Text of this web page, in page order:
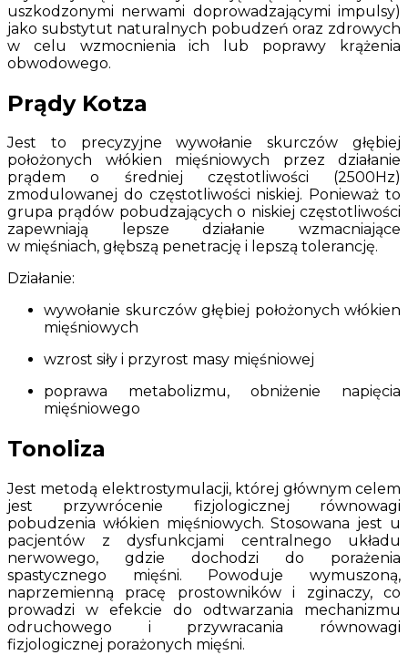
uszkodzonymi nerwami doprowadzającymi impulsy)
jako substytut naturalnych pobudzeń oraz zdrowych
w celu wzmocnienia ich lub poprawy krążenia
obwodowego.
Prądy Kotza
Jest to precyzyjne wywołanie skurczów głębiej
położonych włókien mięśniowych przez działanie
prądem o średniej częstotliwości (2500Hz)
zmodulowanej do częstotliwości niskiej. Ponieważ to
grupa prądów pobudzających o niskiej częstotliwości
zapewniają lepsze działanie wzmacniające
w mięśniach, głębszą penetrację i lepszą tolerancję.
Działanie:
wywołanie skurczów głębiej położonych włókien
mięśniowych
wzrost siły i przyrost masy mięśniowej
poprawa metabolizmu, obniżenie napięcia
mięśniowego
Tonoliza
Jest metodą elektrostymulacji, której głównym celem
jest przywrócenie fizjologicznej równowagi
pobudzenia włókien mięśniowych. Stosowana jest u
pacjentów z dysfunkcjami centralnego układu
nerwowego, gdzie dochodzi do porażenia
spastycznego mięśni. Powoduje wymuszoną,
naprzemienną pracę prostowników i zginaczy, co
prowadzi w efekcie do odtwarzania mechanizmu
odruchowego i przywracania równowagi
fizjologicznej porażonych mięśni.